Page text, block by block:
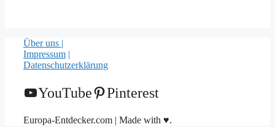
Über uns |
Impressum |
Datenschutzerklärung
YouTube Pinterest
Europa-Entdecker.com | Made with ♥.